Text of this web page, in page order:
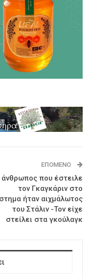
ΕΠΌΜΕΝΟ
που έστειλε
τον Γκαγκάριν στο
ήταν αιχμάλωτος
του Στάλιν -Τον είχε
στείλει στα γκούλαγκ